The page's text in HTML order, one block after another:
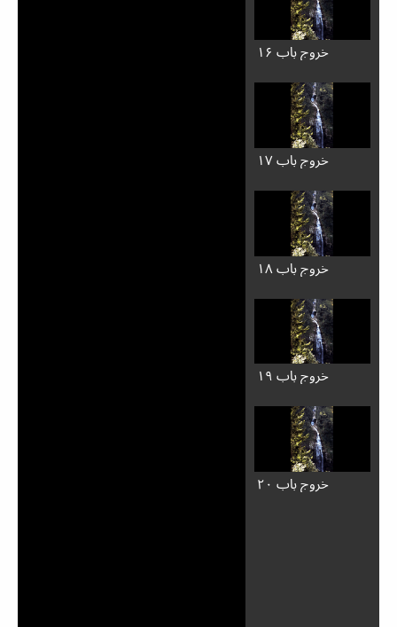
خروج باب ۱۶
خروج باب ۱۷
خروج باب ۱۸
خروج باب ۱۹
خروج باب ۲۰